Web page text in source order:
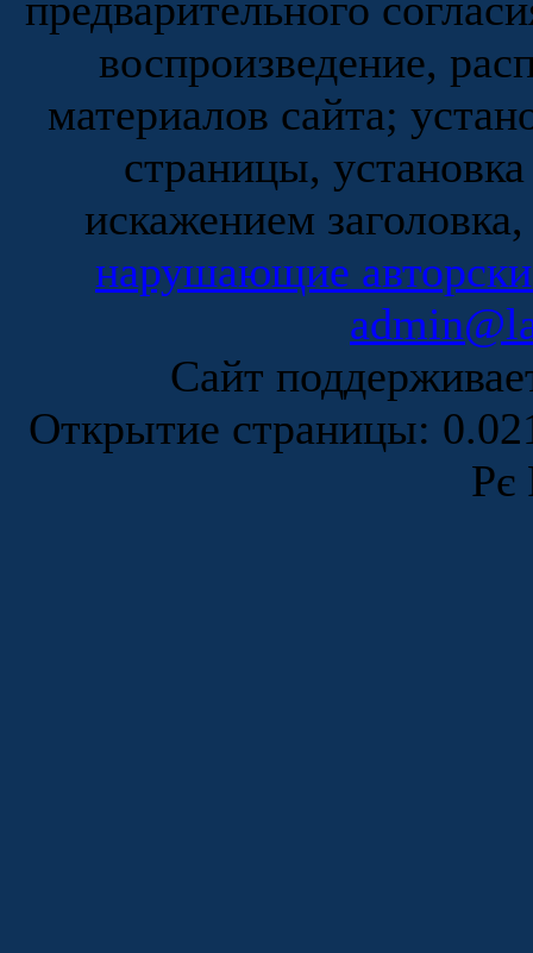
воспроизведение,
материалов сайта;
страницы,
искажением
нарушающие
Сайт
Открытие страницы:
Рє